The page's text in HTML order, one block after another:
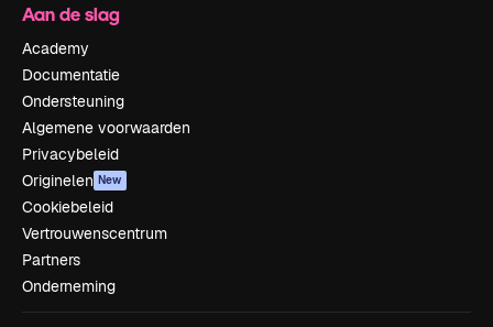
Aan de slag
Academy
Documentatie
Ondersteuning
Algemene voorwaarden
Privacybeleid
Originelen New
Cookiebeleid
Vertrouwenscentrum
Partners
Onderneming